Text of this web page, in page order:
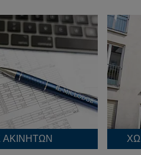
ΑΚΙΝΉΤΩΝ